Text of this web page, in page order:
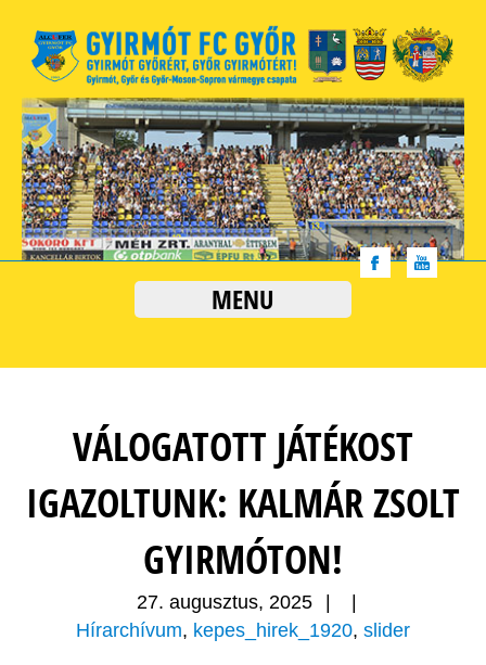
MENU
VÁLOGATOTT JÁTÉKOST
IGAZOLTUNK: KALMÁR ZSOLT
GYIRMÓTON!
27. augusztus, 2025
Hírarchívum, kepes_hirek_1920, slider